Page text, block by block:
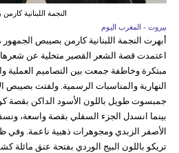
النجمة اللبنانية
بيروت - المغرب اليوم
أبهرت النجمة اللبنانية كارمن بصيبص
اعتمدت قصة الشعر القصير متخلية عن شعرها
مبتكرة وخاطفة جمعت بين التصاميم العملية
النهارية والمناسبات الرسمية. ولفتت بصيبص
جمبسوت طويل باللون الأسود الداكن بقصة
بينما انسدل الجزء السفلي بقصة واسعة،
الأصفر الزبدي ومجوهرات ذهبية ناعمة. وفي
تريكو باللون البيج الوردي بفتحة عنق مائلة